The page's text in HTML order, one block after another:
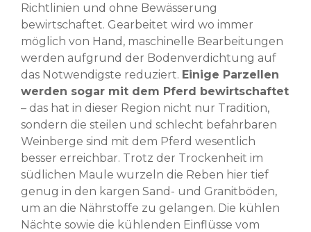
Richtlinien und ohne Bewässerung
bewirtschaftet. Gearbeitet wird wo immer
möglich von Hand, maschinelle Bearbeitungen
werden aufgrund der Bodenverdichtung auf
das Notwendigste reduziert. Einige Parzellen
werden sogar mit dem Pferd bewirtschaftet
– das hat in dieser Region nicht nur Tradition,
sondern die steilen und schlecht befahrbaren
Weinberge sind mit dem Pferd wesentlich
besser erreichbar. Trotz der Trockenheit im
südlichen Maule wurzeln die Reben hier tief
genug in den kargen Sand- und Granitböden,
um an die Nährstoffe zu gelangen. Die kühlen
Nächte sowie die kühlenden Einflüsse vom